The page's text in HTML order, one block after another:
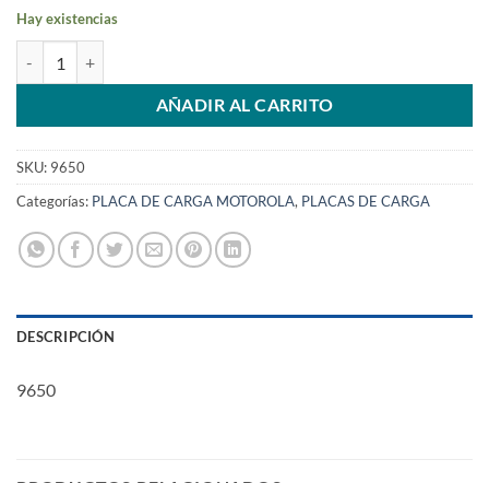
Hay existencias
AÑADIR AL CARRITO
SKU: 9650
Categorías: PLACA DE CARGA MOTOROLA, PLACAS DE CARGA
DESCRIPCIÓN
9650